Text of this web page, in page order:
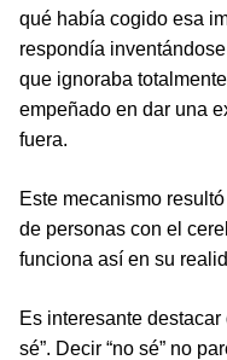
qué había cogido esa
respondía
que ignoraba
empeñado en dar una
fuera.
Este mecanismo
de personas con el
funciona así en su
Es interesante
sé”. Decir “no sé” no